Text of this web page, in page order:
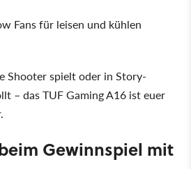
Fans für leisen und kühlen
Shooter spielt oder in Story-
– das TUF Gaming A16 ist euer
Gewinnspiel mit